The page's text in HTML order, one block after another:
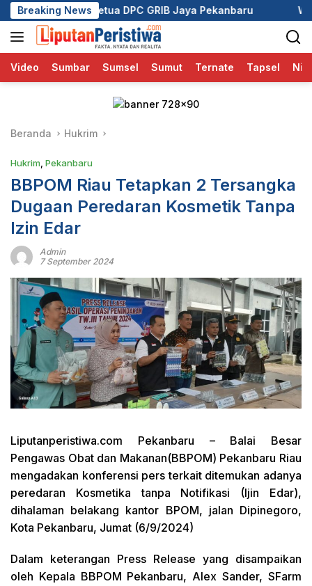
Langsung
ke
konten
Breaking News
DPC GRIB Jaya Pekanbaru Wali Kota Pekanbaru
Video Sumbar Sumsel Sumut Ternate Tapsel
Beranda Hukrim
Hukrim Pekanbaru
BBPOM Riau Tetapkan 2 Tersangka
Dugaan Peredaran Kosmetik Tanpa
Izin Edar
Admin
7 September 2024
Liputanperistiwa.com Pekanbaru – Balai Besar
Pengawas Obat dan Makanan(BBPOM) Pekanbaru Riau
mengadakan konferensi pers terkait ditemukan adanya
peredaran Kosmetika tanpa Notifikasi (Ijin Edar),
dihalaman belakang kantor BPOM, jalan Dipinegoro,
Kota Pekanbaru, Jumat (6/9/2024)
Dalam keterangan Press Release yang disampaikan
oleh Kepala BBPOM Pekanbaru, Alex Sander, SFarm